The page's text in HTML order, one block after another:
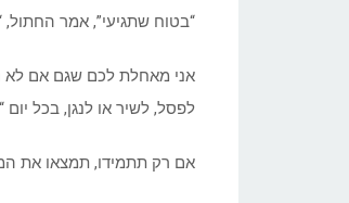
“בטוח שתגיעי”, אמר
אני מאחלת לכם שגם אם לא
לפסל, לשיר או לנגן, בכל יום
אם רק תתמידו, תמצאו את